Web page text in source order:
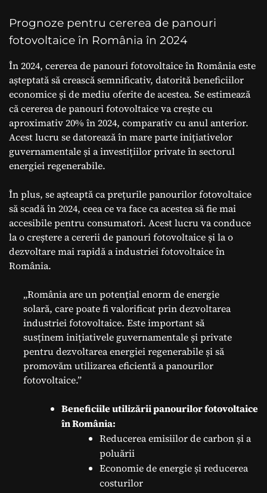
Prognoze pentru cererea de panouri
fotovoltaice în România în 2024
În 2024, cererea de panouri fotovoltaice în România este
așteptată să crească semnificativ, datorită beneficiilor
economice și de mediu oferite de acestea. Se estimează
că cererea de panouri fotovoltaice va crește cu
aproximativ 20% în 2024, comparativ cu anul anterior.
Acest lucru se datorează în mare parte inițiativelor
guvernamentale și a investițiilor private în sectorul
energiei regenerabile.
În plus, se așteaptă ca prețurile panourilor fotovoltaice
să scadă în 2024, ceea ce va face ca acestea să fie mai
accesibile pentru consumatori. Acest lucru va conduce
la o creștere a cererii de panouri fotovoltaice și la o
dezvoltare mai rapidă a industriei fotovoltaice în
România.
„România are un potențial enorm de energie
solară, care poate fi valorificat prin dezvoltarea
industriei fotovoltaice. Este important să
susținem inițiativele guvernamentale și private
pentru dezvoltarea energiei regenerabile și să
promovăm utilizarea eficientă a panourilor
fotovoltaice.”
Beneficiile utilizării panourilor fotovoltaice
în România:
Reducerea emisiilor de carbon și a
poluării
Economie de energie și reducerea
costurilor